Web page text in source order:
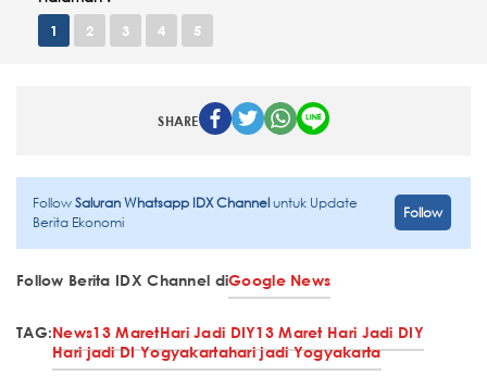
1 2 3 4 5
SHARE
FollowSaluran Whatsapp IDX Channeluntuk Update
Berita Ekonomi
Follow
Follow Berita IDX Channel diGoogle News
TAG:News13 MaretHari Jadi DIY13 Maret Hari Jadi DIY
Hari jadi DI Yogyakartahari jadi Yogyakarta